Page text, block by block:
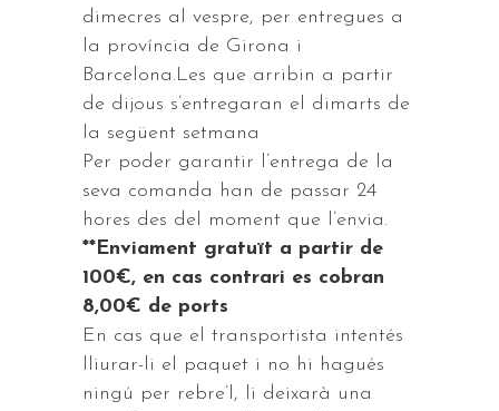
dimecres al vespre, per entregues a
la província de Girona i
Barcelona.Les que arribin a partir
de dijous s’entregaran el dimarts de
la següent setmana
Per poder garantir l’entrega de la
seva comanda han de passar 24
hores des del moment que l’envia.
**Enviament gratuït a partir de
100€, en cas contrari es cobran
8,00€ de ports
En cas que el transportista intentés
lliurar-li el paquet i no hi hagués
ningú per rebre’l, li deixarà una